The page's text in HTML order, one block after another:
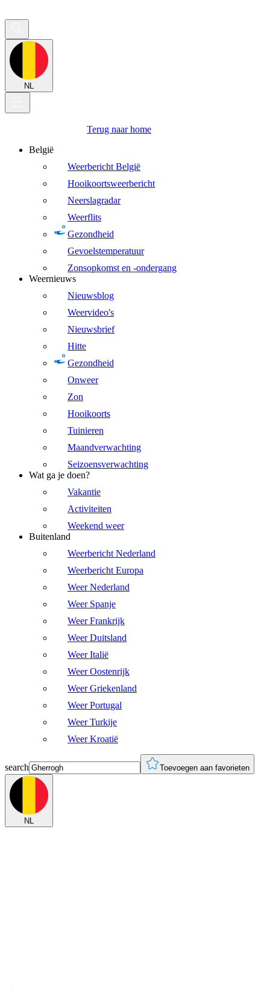
NL
Terug naar home
België
Weerbericht België
Hooikoortsweerbericht
Neerslagradar
Weerflits
Gezondheid
Gevoelstemperatuur
Zonsopkomst en -ondergang
Weernieuws
Nieuwsblog
Weervideo's
Nieuwsbrief
Hitte
Gezondheid
Onweer
Zon
Hooikoorts
Tuinieren
Maandverwachting
Seizoensverwachting
Wat ga je doen?
Vakantie
Activiteiten
Weekend weer
Buitenland
Weerbericht Nederland
Weerbericht Europa
Weer Nederland
Weer Spanje
Weer Frankrijk
Weer Duitsland
Weer Italië
Weer Oostenrijk
Weer Griekenland
Weer Portugal
Weer Turkije
Weer Kroatië
search Toevoegen aan favorieten
NL